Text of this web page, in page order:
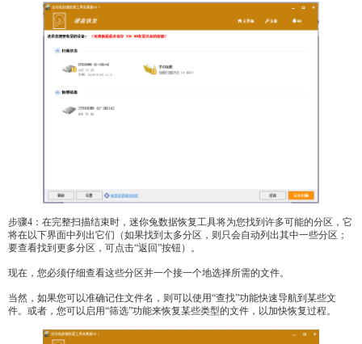
步骤4：在完整扫描结束时，迷你兔数据恢复工具将为您找到许多可能的分区，它
将在以下界面中列出它们（如果找到太多分区，则只会自动列出其中一些分区；
要查看找到更多分区，可点击“返回”按钮）。
现在，您必须仔细查看这些分区并一个接一个地选择所需的文件。
当然，如果您可以准确记住文件名，则可以使用“查找”功能快速导航到某些文
件。或者，您可以启用“筛选”功能来恢复某些类型的文件，以加快恢复过程。